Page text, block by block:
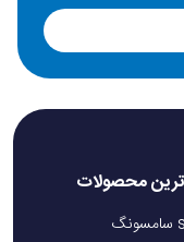
محصولات